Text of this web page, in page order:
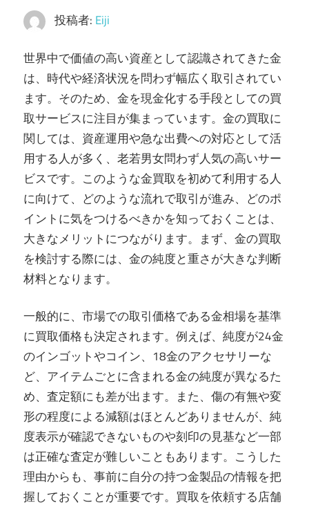
し
ま
す。
投稿者: Eiji
世界中で価値の高い資産として認識されてきた金
は、時代や経済状況を問わず幅広く取引されてい
ます。 そのため、金を現金化する手段としての買
取サービスに注目が集まっています。金の買取に
関しては、資産運用や急な出費への対応として活
用する人が多く、老若男女問わず人気の高いサー
ビスです。このような金買取を初めて利用する人
に向けて、どのような流れで取引が進み、どのポ
イントに気をつけるべきかを知っておくことは、
大きなメリットにつながります。まず、金の買取
を検討する際には、金の純度と重さが大きな判断
材料となります。
一般的に、市場での取引価格である金相場を基準
に買取価格も決定されます。例えば、純度が24金
のインゴットやコイン、18金のアクセサリーな
ど、アイテムごとに含まれる金の純度が異なるた
め、査定額にも差が出ます。また、傷の有無や変
形の程度による減額はほとんどありませんが、純
度表示が確認できないものや刻印の見基など一部
は正確な査定が難しいこともあります。こうした
理由からも、事前に自分の持つ金製品の情報を把
握しておくことが重要です。買取を依頼する店舗